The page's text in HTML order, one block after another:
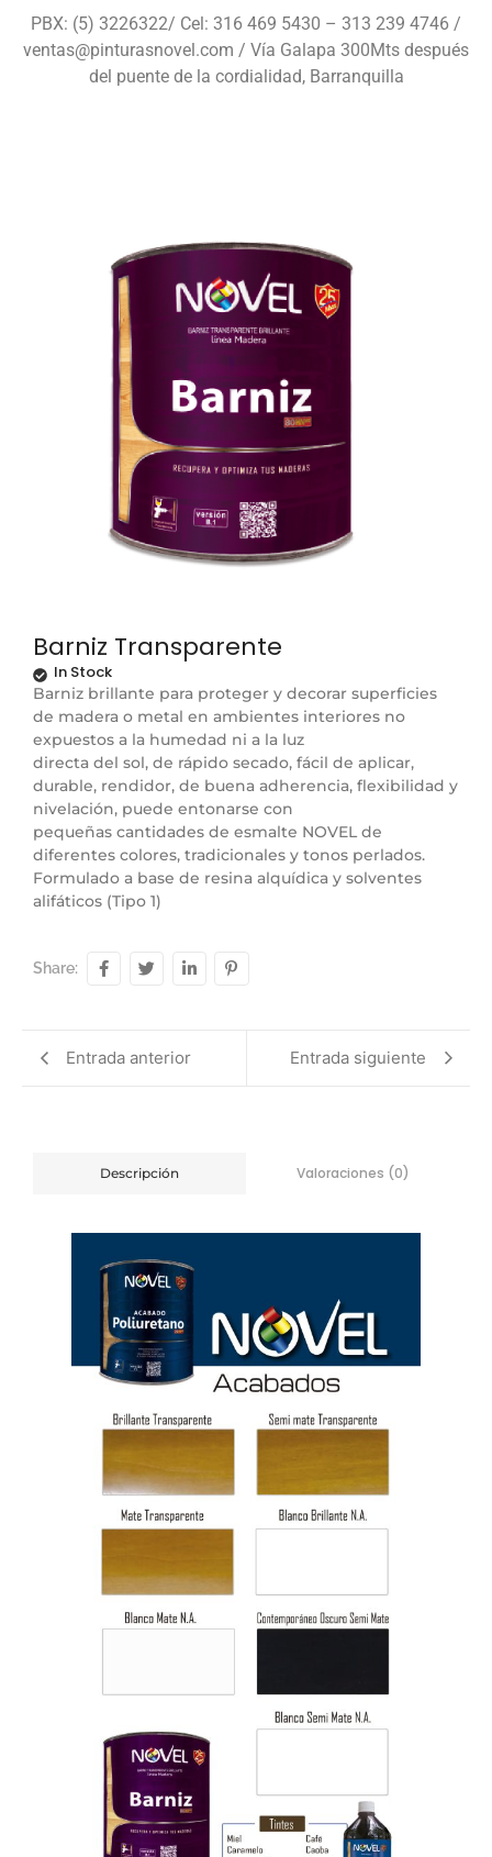
PBX: (5) 3226322/ Cel: 316 469 5430 – 313 239 4746 /
ventas@pinturasnovel.com / Vía Galapa 300Mts después
del puente de la cordialidad, Barranquilla
Barniz Transparente
In Stock
Barniz brillante para proteger y decorar superficies
de madera o metal en ambientes interiores no
expuestos a la humedad ni a la luz
directa del sol, de rápido secado, fácil de aplicar,
durable, rendidor, de buena adherencia, flexibilidad y
nivelación, puede entonarse con
pequeñas cantidades de esmalte NOVEL de
diferentes colores, tradicionales y tonos perlados.
Formulado a base de resina alquídica y solventes
alifáticos (Tipo 1)
Share:
Entrada anterior Entrada siguiente
Descripción Valoraciones (0)